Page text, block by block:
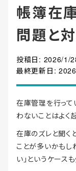
お役立ち情報
帳簿在
問題と
投稿日: 2026/1/
最終更新日:
在庫管理を行って
わないことはよく
在庫のズレと聞く
ことが多いかもし
い」というケース